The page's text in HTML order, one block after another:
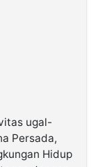
ugal-
Persada,
Hidup